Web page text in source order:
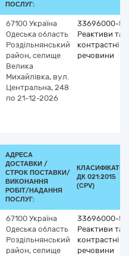
ПОСЛУГ:
67100 Україна
Одеська область
Роздільнянський
район, селище
Велика
Михайлівка, вул.
Центральна, 248
по 21-12-2026
33696000-5
Реактиви та
контрастні
речовини
АДРЕСА
ДОСТАВКИ /
СТРОК ПОСТАВКИ/
ВИКОНАННЯ
РОБІТ/НАДАННЯ
ПОСЛУГ:
КЛАСИФІКАТОР
ДК 021:2015
(CPV)
67100 Україна
Одеська область
Роздільнянський
район, селище
33696000-5
Реактиви та
контрастні
речовини